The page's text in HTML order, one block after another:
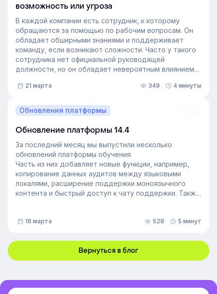
возможность или угроза
В каждой компании есть сотрудник, к которому
обращаются за помощью по рабочим вопросам. Он
обладает обширными знаниями и поддерживает
команду, если возникают сложности. Часто у такого
сотрудника нет официальной руководящей
должности, но он обладает невероятным влиянием
неформальный лидер группы. У него есть авторитет
процессы в компании и умеет выстраивать
искренние отношения с людьми. Выявление
неформальных лидеров и применение их навыков
может стать стратегией управления персоналом,
которая повысит производительность и создаст
более позитивную корпоративную культуру. Как это
сделать — рассказали в статье.
21 марта 349 4 минуты
Обновления платформы
Обновление платформы 14.4
За последний месяц мы выпустили несколько
обновлений платформы обучения.
Часть из них добавляет новые функции, например,
копирование данных аудитов между языковыми
локалями, расширение поддержки моноязычного
контента и быстрый доступ к чату поддержки. Также
доступов, добавили фильтрацию данных по точному
платформы.
16 марта 528 5 минут
Вернуться в блог